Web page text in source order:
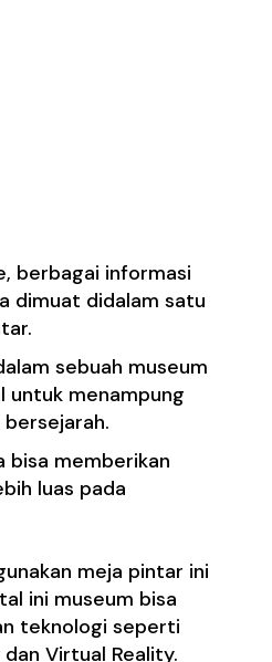
berbagai informasi
dimuat didalam satu
sebuah museum
untuk menampung
bisa memberikan
luas pada
meja pintar ini
ini museum bisa
teknologi seperti
Virtual Reality.